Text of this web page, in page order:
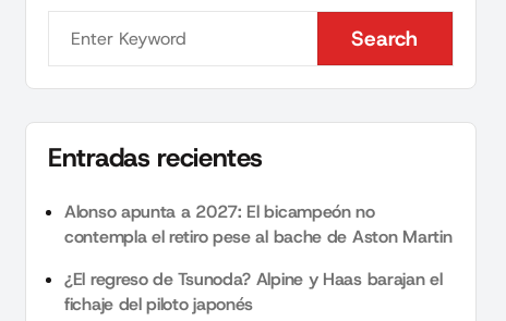
Search
Search
Entradas recientes
Alonso apunta a 2027: El bicampeón no
contempla el retiro pese al bache de Aston Martin
¿El regreso de Tsunoda? Alpine y Haas barajan el
fichaje del piloto japonés